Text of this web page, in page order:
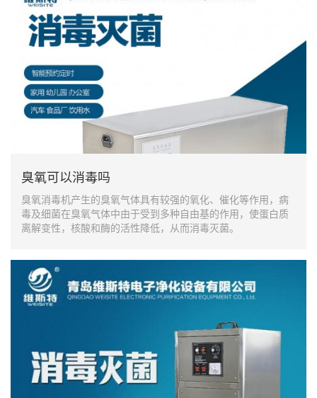
臭氧可以消毒吗
臭氧消毒机产生的臭氧气体具有较强的氧化、催化等作用，病
毒及细菌在臭氧气体中由于受到多种自由基的作用，使蛋白质
离解变性，核酸和酶的活性降低，从而消毒灭菌。